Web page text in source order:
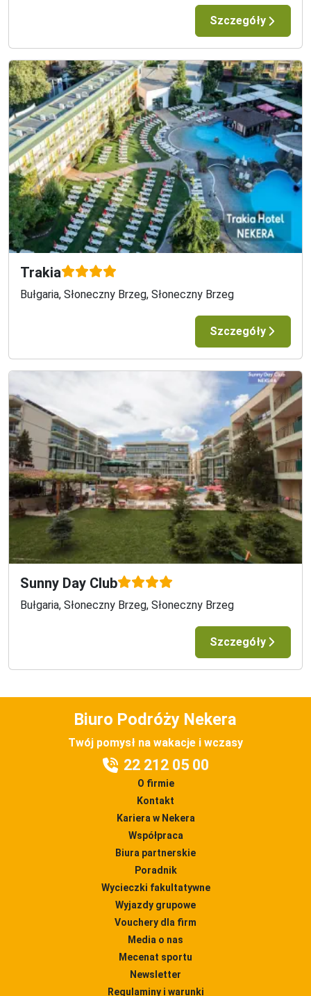
Szczegóły
Trakia
Bułgaria, Słoneczny Brzeg, Słoneczny Brzeg
Szczegóły
Sunny Day Club
Bułgaria, Słoneczny Brzeg, Słoneczny Brzeg
Szczegóły
Biuro Podróży Nekera
Twój pomysł na wakacje i wczasy
22 212 05 00
O firmie
Kontakt
Kariera w Nekera
Współpraca
Biura partnerskie
Poradnik
Wycieczki fakultatywne
Wyjazdy grupowe
Vouchery dla firm
Media o nas
Mecenat sportu
Newsletter
Regulaminy i warunki